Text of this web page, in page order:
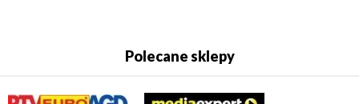
Polecane sklepy